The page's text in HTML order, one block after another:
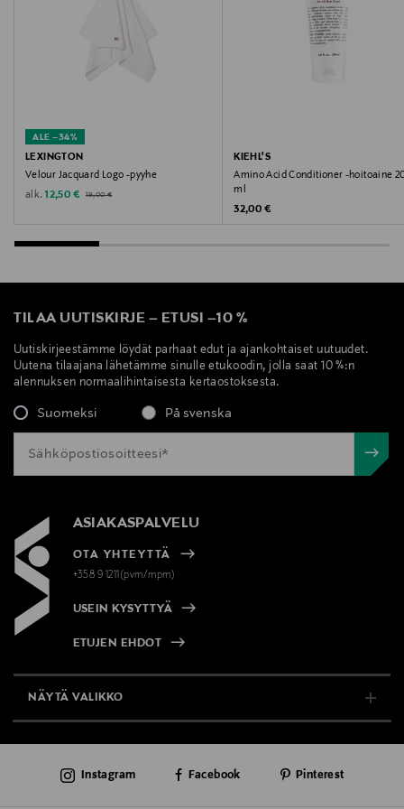
ALE –34%
LEXINGTON
Velour Jacquard Logo -pyyhe
alk. Discounted Price
12,50 € Original Price
19,00 €
KIEHL'S
Amino Acid Conditioner -hoitoaine
ml
Original Price
32,00 €
TILAA UUTISKIRJE – ETUSI –10 %
Uutiskirjeestämme löydät parhaat edut ja ajankohtaiset uutuudet.
Uutena tilaajana lähetämme sinulle etukoodin, jolla saat 10 %:n
alennuksen normaalihintaisesta kertaostoksesta.
Suomeksi På svenska
ASIAKASPALVELU
OTA YHTEYTTÄ
+358 9 1211(pvm/mpm)
USEIN KYSYTTYÄ
ETUJEN EHDOT
NÄYTÄ VALIKKO
AJANKOHTAISTA
Instagram Facebook Pinterest